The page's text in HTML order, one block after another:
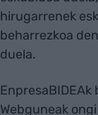
hirugarrenek
beharrezkoa
duela.
Webguneak